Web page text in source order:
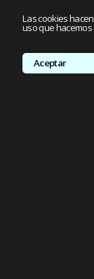
Las cookies
uso que hacemos
Aceptar